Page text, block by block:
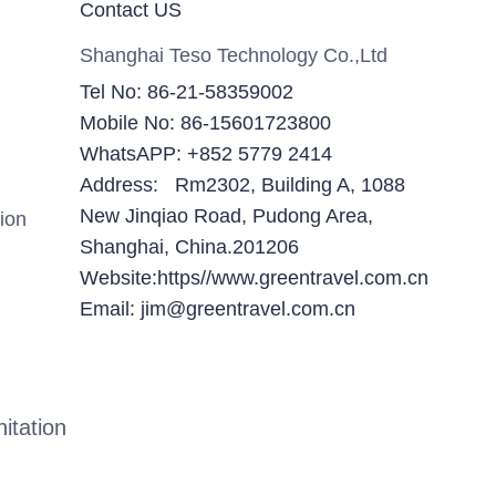
Contact US
Shanghai Teso Technology Co.,Ltd
Tel No: 86-21-58359002
Mobile No: 86-15601723800
WhatsAPP: +852 5779 2414
Address: Rm2302, Building A, 1088
New Jinqiao Road, Pudong Area,
Shanghai, China.201206
Website:https//www.greentravel.com.cn
Email: jim@greentravel.com.cn